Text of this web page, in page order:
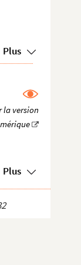
Plus
Plus